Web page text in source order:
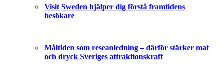
Visit Sweden hjälper dig förstå framtidens
besökare
Måltiden som reseanledning – därför stärker mat
och dryck Sveriges attraktionskraft